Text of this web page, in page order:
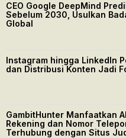
CEO Google DeepMind
Sebelum 2030, Usulkan
Global
Instagram hingga LinkedIn
dan Distribusi Konten Jadi
GambitHunter Manfaatkan
Rekening dan Nomor
Terhubung dengan Situs